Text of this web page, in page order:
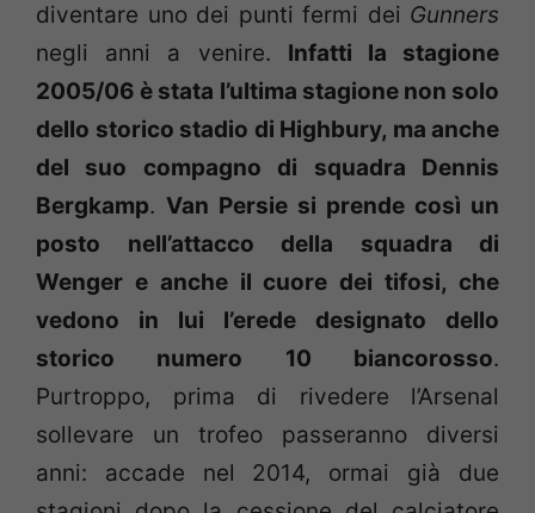
diventare uno dei punti fermi dei Gunners
negli anni a venire. Infatti la stagione
2005/06 è stata l’ultima stagione non solo
dello storico stadio di Highbury, ma anche
del suo compagno di squadra Dennis
Bergkamp. Van Persie si prende così un
posto nell’attacco della squadra di
Wenger e anche il cuore dei tifosi, che
vedono in lui l’erede designato dello
storico numero 10 biancorosso.
Purtroppo, prima di rivedere l’Arsenal
sollevare un trofeo passeranno diversi
anni: accade nel 2014, ormai già due